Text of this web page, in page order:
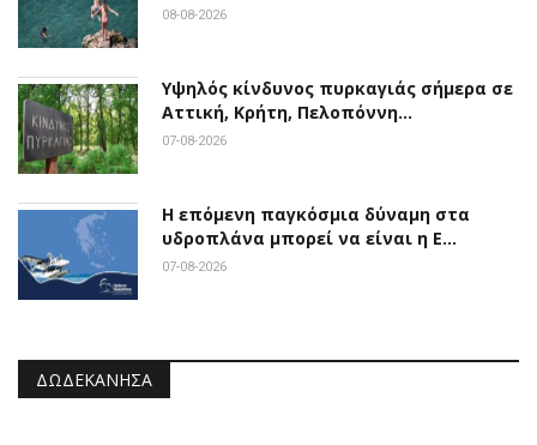
08-08-2026
Υψηλός κίνδυνος πυρκαγιάς σήμερα σε
Αττική, Κρήτη, Πελοπόννη…
07-08-2026
Η επόμενη παγκόσμια δύναμη στα
υδροπλάνα μπορεί να είναι η Ε…
07-08-2026
ΔΩΔΕΚΆΝΗΣΑ